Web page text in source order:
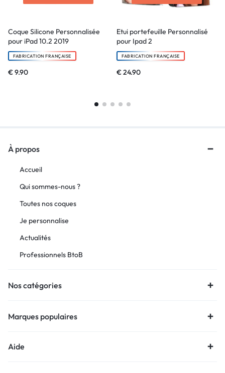
Coque Silicone Personnalisée
pour iPad 10.2 2019
FABRICATION FRANÇAISE
€9.90
Etui portefeuille Personnalisé
pour Ipad 2
FABRICATION FRANÇAISE
€24.90
À propos
Accueil
Qui sommes-nous ?
Toutes nos coques
Je personnalise
Actualités
Professionnels BtoB
Nos catégories
Marques populaires
Aide